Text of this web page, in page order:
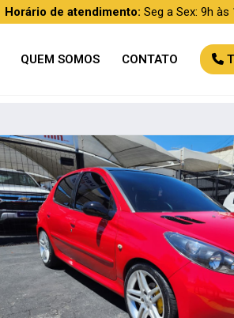
Horário de atendimento: Seg a Sex: 9h às
QUEM SOMOS CONTATO